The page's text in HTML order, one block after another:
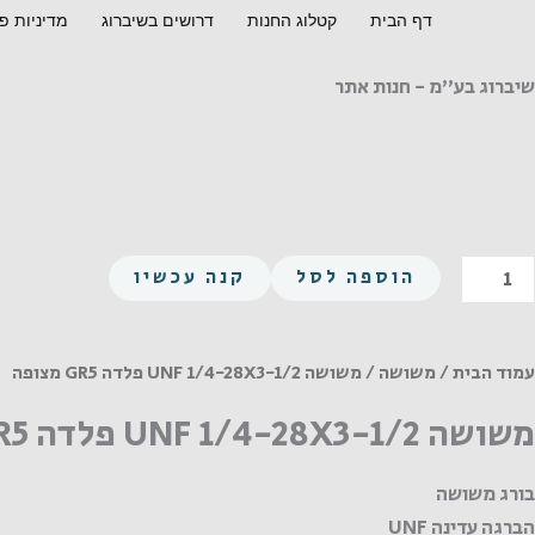
דף הבית קטלוג החנות דרושים בשיברוג מדיניות
שיברוג בע"מ - חנות אתר
כמות
של
UNF
28X3-
פלדה
הוספה לסל קנה עכשיו
עמוד הבית/משושה/ משושה UNF 1/4-28X3-1/2 פלדה GR5 מצופה
משושה UNF 1/4-28X3-1/2 פלדה GR5 מצופה
בורג משושה
הברגה עדינה UNF